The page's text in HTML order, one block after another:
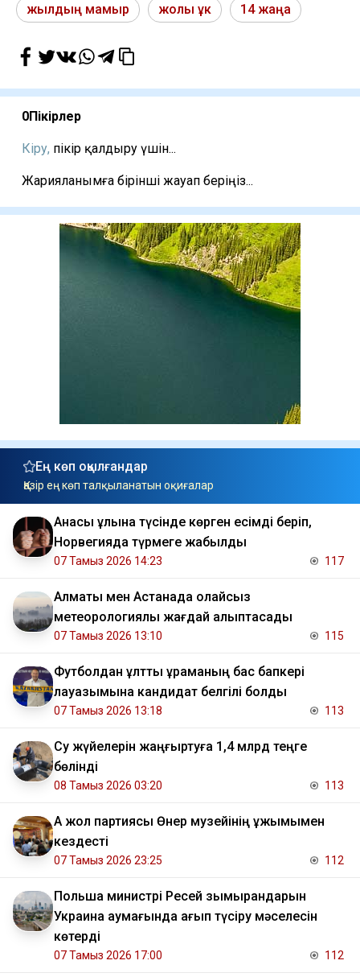
жылдың мамыр жолы ұк 14 жаңа
0Пікірлер
Кіру, пікір қалдыру үшін...
Жарияланымға бірінші жауап беріңіз...
Ең көп оқылғандар
Қазір ең көп талқыланатын оқиғалар
Анасы ұлына түсінде көрген есімді беріп,
Норвегияда түрмеге жабылды
07 Тамыз 2026 14:23 117
Алматы мен Астанада қолайсыз
метеорологиялық жағдай қалыптасады
07 Тамыз 2026 13:10 115
Футболдан ұлттық құраманың бас бапкері
лауазымына кандидат белгілі болды
07 Тамыз 2026 13:18 113
Су жүйелерін жаңғыртуға 1,4 млрд теңге
бөлінді
08 Тамыз 2026 03:20 113
Ақ жол партиясы Өнер музейінің ұжымымен
кездесті
07 Тамыз 2026 23:25 112
Польша министрі Ресей зымырандарын
Украина аумағында қағып түсіру мәселесін
көтерді
07 Тамыз 2026 17:00 112